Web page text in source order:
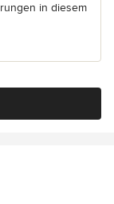
in diesem